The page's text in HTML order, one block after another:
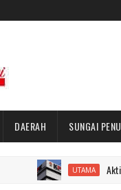
DAERAH SUNGAI
UTAMA Aktivis : Pak